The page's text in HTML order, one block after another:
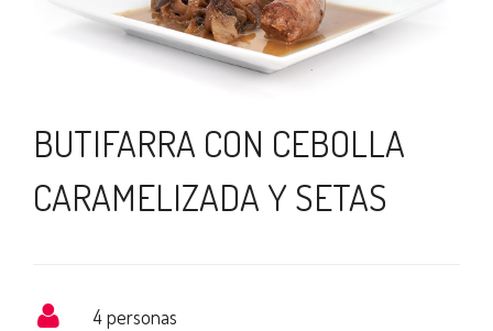
BUTIFARRA CON CEBOLLA
CARAMELIZADA Y SETAS
4 personas